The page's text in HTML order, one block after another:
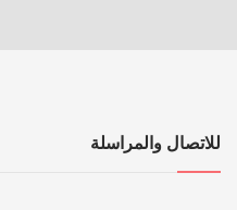
للاتصال والمراسلة